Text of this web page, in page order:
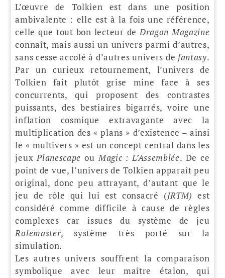
L’œuvre de Tolkien est dans une position
ambivalente : elle est à la fois une référence,
celle que tout bon lecteur deDragon Magazine
connaît, mais aussi un univers parmi d’autres,
sans cesse accolé à d’autres univers de fantasy.
Par un curieux retournement, l’univers de
Tolkien fait plutôt grise mine face à ses
concurrents, qui proposent des contrastes
puissants, des bestiaires bigarrés, voire une
inflation cosmique extravagante avec la
multiplication des « plans » d’existence – ainsi
le « multivers » est un concept central dans les
jeuxPlanescape ouMagic : L’Assemblée. De ce
point de vue, l’univers de Tolkien apparaît peu
original, donc peu attrayant, d’autant que le
jeu de rôle qui lui est consacré (JRTM) est
considéré comme difficile à cause de règles
complexes car issues du système de jeu
Rolemaster, système très porté sur la
simulation.
Les autres univers souffrent la comparaison
symbolique avec leur maître étalon, qui